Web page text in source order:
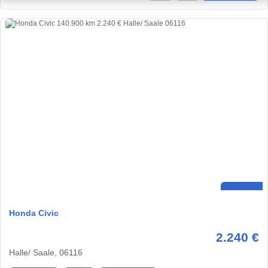
Honda Civic
2.240 €
Halle/ Saale, 06116